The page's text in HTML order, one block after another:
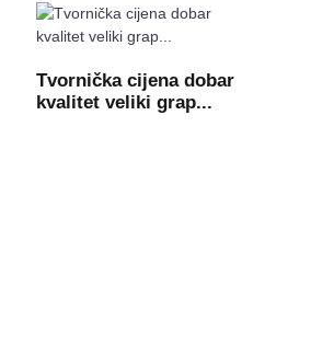
Tvornička cijena dobar
kvalitet veliki grap...